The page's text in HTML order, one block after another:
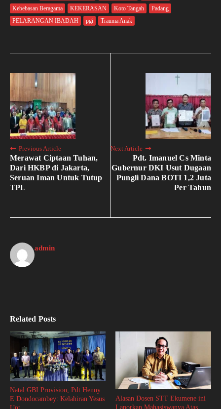
Kebebasan Beragama
KEKERASAN Koto Tangah
Padang
PELARANGAN IBADAH
pgi Trauma Anak
Previous Article
Merawat Ciptaan Tuhan,
Dari HKBP di Jakarta,
Seruan Iman Untuk Tutup
TPL
Next Article
Pdt. Imanuel Cs Minta
Gubernur DKI Usut Dugaan
Pungli Dana BOTI 1,2 Juta
Per Tahun
admin
Related Posts
Natal GBI Provision, Pdt Henny
E Dondocambey: Kelahiran Yesus
Alasan Dosen STT Ekumene ini
Laporkan Mahasiswanya Atas